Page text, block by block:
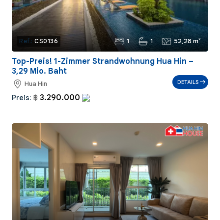
Ref.: CS0136 1 1 52,28 m²
Top-Preis! 1-Zimmer Strandwohnung Hua Hin –
3,29 Mio. Baht
Hua Hin
Preis: ฿ 3.290.000
DETAILS